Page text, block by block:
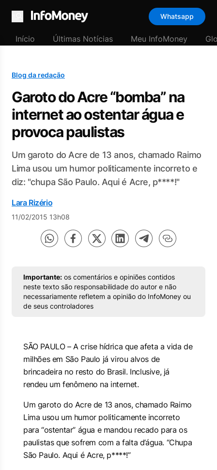
Menu
Whatsapp
Início Últimas Notícias Meu InfoMoney
Blog da redação
Garoto do Acre “bomba” na
internet ao ostentar água e
provoca paulistas
Um garoto do Acre de 13 anos, chamado Raimo
Lima usou um humor politicamente incorreto e
diz: "chupa São Paulo. Aqui é Acre, p****!"
Lara Rizério
11/02/2015 13h08
Importante: os comentários e opiniões contidos
neste texto são responsabilidade do autor e não
necessariamente refletem a opinião do InfoMoney ou
de seus controladores
SÃO PAULO – A crise hídrica que afeta a vida de
milhões em São Paulo já virou alvos de
brincadeira no resto do Brasil. Inclusive, já
rendeu um fenômeno na internet.
Um garoto do Acre de 13 anos, chamado Raimo
Lima usou um humor politicamente incorreto
para “ostentar” água e mandou recado para os
paulistas que sofrem com a falta d’água. “Chupa
São Paulo. Aqui é Acre, p****!”